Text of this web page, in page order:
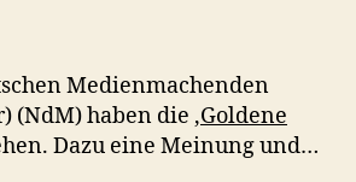
Medienmachenden
(NdM) haben die ‚Goldene
Dazu eine Meinung und…